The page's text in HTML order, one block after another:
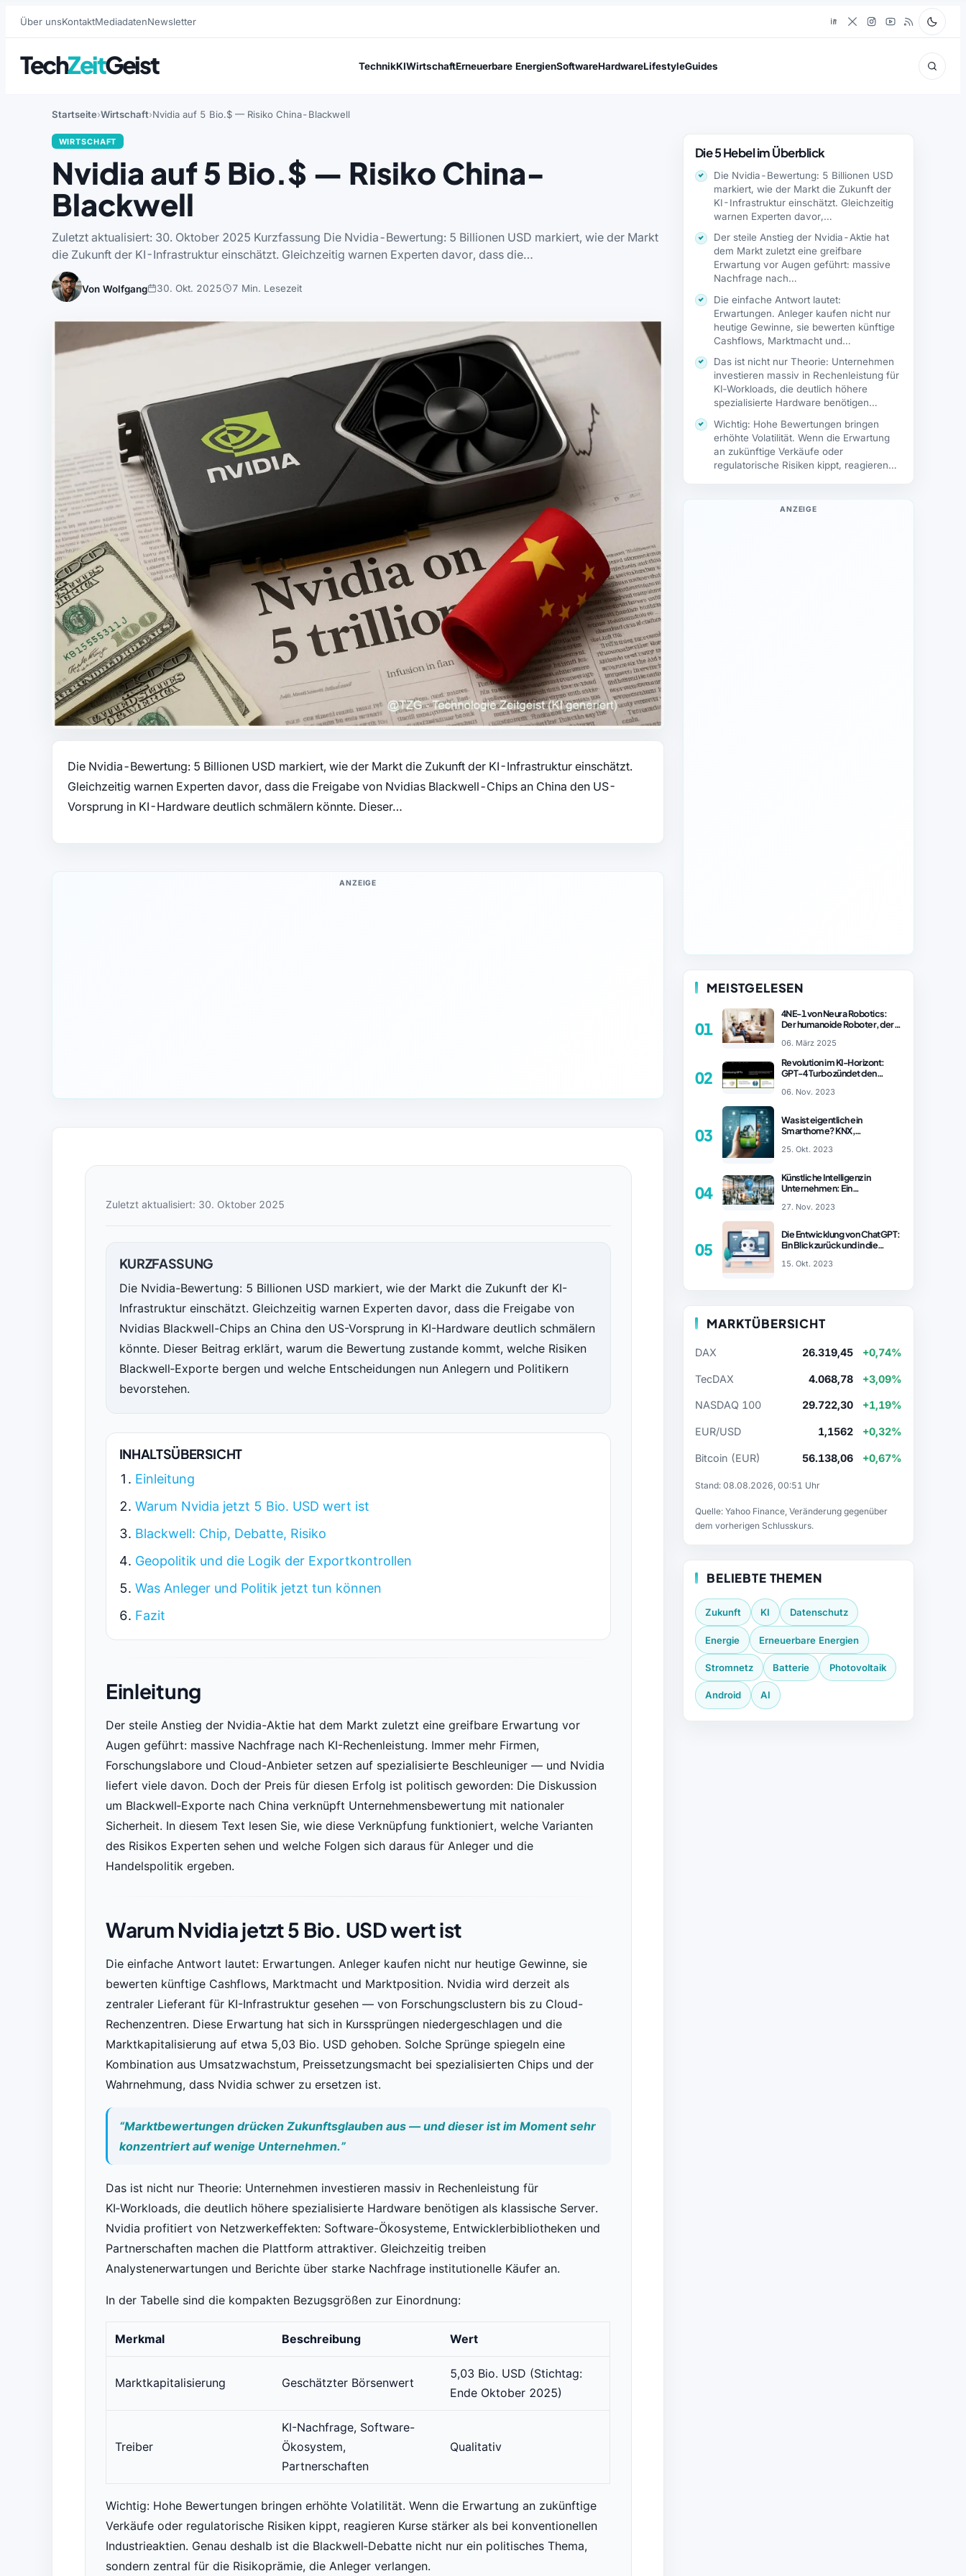
Über unsKontaktMediadatenNewsletter
TechZeitGeist TechnikKIWirtschaftErneuerbare EnergienSoftwareHardwareLifestyleGuides
Startseite Wirtschaft Nvidia auf 5 Bio.$ — Risiko China-Blackwell
WIRTSCHAFT
Nvidia auf 5 Bio.$ — Risiko China-
Blackwell
Zuletzt aktualisiert: 30. Oktober 2025 Kurzfassung Die Nvidia-Bewertung: 5 Billionen USD markiert, wie der Markt
die Zukunft der KI-Infrastruktur einschätzt. Gleichzeitig warnen Experten davor, dass die…
Von Wolfgang 30. Okt. 2025 7 Min. Lesezeit
Die Nvidia-Bewertung: 5 Billionen USD markiert, wie der Markt die Zukunft der KI-Infrastruktur einschätzt.
Gleichzeitig warnen Experten davor, dass die Freigabe von Nvidias Blackwell-Chips an China den US-
Vorsprung in KI-Hardware deutlich schmälern könnte. Dieser…
ANZEIGE
Zuletzt aktualisiert: 30. Oktober 2025
KURZFASSUNG
Die Nvidia-Bewertung: 5 Billionen USD markiert, wie der Markt die Zukunft der KI-
Infrastruktur einschätzt. Gleichzeitig warnen Experten davor, dass die Freigabe von
Nvidias Blackwell-Chips an China den US-Vorsprung in KI-Hardware deutlich schmälern
könnte. Dieser Beitrag erklärt, warum die Bewertung zustande kommt, welche Risiken
Blackwell‑Exporte bergen und welche Entscheidungen nun Anlegern und Politikern
bevorstehen.
INHALTSÜBERSICHT
Einleitung
Warum Nvidia jetzt 5 Bio. USD wert ist
Blackwell: Chip, Debatte, Risiko
Geopolitik und die Logik der Exportkontrollen
Was Anleger und Politik jetzt tun können
Fazit
Einleitung
Der steile Anstieg der Nvidia-Aktie hat dem Markt zuletzt eine greifbare Erwartung vor
Augen geführt: massive Nachfrage nach KI-Rechenleistung. Immer mehr Firmen,
Forschungslabore und Cloud-Anbieter setzen auf spezialisierte Beschleuniger — und Nvidia
liefert viele davon. Doch der Preis für diesen Erfolg ist politisch geworden: Die Diskussion
um Blackwell‑Exporte nach China verknüpft Unternehmensbewertung mit nationaler
Sicherheit. In diesem Text lesen Sie, wie diese Verknüpfung funktioniert, welche Varianten
des Risikos Experten sehen und welche Folgen sich daraus für Anleger und die
Handelspolitik ergeben.
Warum Nvidia jetzt 5 Bio. USD wert ist
Die einfache Antwort lautet: Erwartungen. Anleger kaufen nicht nur heutige Gewinne, sie
bewerten künftige Cashflows, Marktmacht und Marktposition. Nvidia wird derzeit als
zentraler Lieferant für KI-Infrastruktur gesehen — von Forschungsclustern bis zu Cloud-
Rechenzentren. Diese Erwartung hat sich in Kurssprüngen niedergeschlagen und die
Marktkapitalisierung auf etwa 5,03 Bio. USD gehoben. Solche Sprünge spiegeln eine
Kombination aus Umsatzwachstum, Preissetzungsmacht bei spezialisierten Chips und der
Wahrnehmung, dass Nvidia schwer zu ersetzen ist.
“Marktbewertungen drücken Zukunftsglauben aus — und dieser ist im Moment sehr
konzentriert auf wenige Unternehmen.”
Das ist nicht nur Theorie: Unternehmen investieren massiv in Rechenleistung für
KI‑Workloads, die deutlich höhere spezialisierte Hardware benötigen als klassische Server.
Nvidia profitiert von Netzwerkeffekten: Software-Ökosysteme, Entwicklerbibliotheken und
Partnerschaften machen die Plattform attraktiver. Gleichzeitig treiben
Analystenerwartungen und Berichte über starke Nachfrage institutionelle Käufer an.
In der Tabelle sind die kompakten Bezugsgrößen zur Einordnung:
Merkmal Beschreibung Wert
Marktkapitalisierung Geschätzter Börsenwert
5,03 Bio. USD (Stichtag:
Ende Oktober 2025)
Treiber
KI-Nachfrage, Software-
Ökosystem,
Partnerschaften
Qualitativ
Wichtig: Hohe Bewertungen bringen erhöhte Volatilität. Wenn die Erwartung an zukünftige
Verkäufe oder regulatorische Risiken kippt, reagieren Kurse stärker als bei konventionellen
Industrieaktien. Genau deshalb ist die Blackwell‑Debatte nicht nur ein politisches Thema,
sondern zentral für die Risikoprämie, die Anleger verlangen.
Die 5 Hebel im Überblick
Die Nvidia-Bewertung: 5 Billionen USD
markiert, wie der Markt die Zukunft der
KI-Infrastruktur einschätzt. Gleichzeitig
warnen Experten davor,…
Der steile Anstieg der Nvidia-Aktie hat
dem Markt zuletzt eine greifbare
Erwartung vor Augen geführt: massive
Nachfrage nach…
Die einfache Antwort lautet:
Erwartungen. Anleger kaufen nicht nur
heutige Gewinne, sie bewerten künftige
Cashflows, Marktmacht und
Das ist nicht nur Theorie: Unternehmen
investieren massiv in Rechenleistung für
KI‑Workloads, die deutlich höhere
spezialisierte Hardware benötigen…
Wichtig: Hohe Bewertungen bringen
erhöhte Volatilität. Wenn die Erwartung
an zukünftige Verkäufe oder
regulatorische Risiken kippt, reagieren
ANZEIGE
MEISTGELESEN
01
4NE-1 von Neura Robotics:
Der humanoide Roboter, der
revolutionieren könnte
06. März 2025
02
Revolution im KI-Horizont:
GPT-4 Turbo zündet den
– ChatGPT Revolution!
06. Nov. 2023
03
Was ist eigentlich ein
Smarthome? KNX,
Vergleich
25. Okt. 2023
04
Künstliche Intelligenz in
Unternehmen: Ein
27. Nov. 2023
05
Die Entwicklung von ChatGPT:
Ein Blick zurück und in die
15. Okt. 2023
MARKTÜBERSICHT
DAX 26.319,45 +0,74%
TecDAX 4.068,78 +3,09%
NASDAQ 100 29.722,30 +1,19%
EUR/USD 1,1562 +0,32%
Bitcoin (EUR) 56.138,06 +0,67%
Stand: 08.08.2026, 00:51 Uhr
Quelle: Yahoo Finance, Veränderung gegenüber
dem vorherigen Schlusskurs.
BELIEBTE THEMEN
Zukunft KI Datenschutz
Energie Erneuerbare Energien
Stromnetz Batterie Photovoltaik
Android AI